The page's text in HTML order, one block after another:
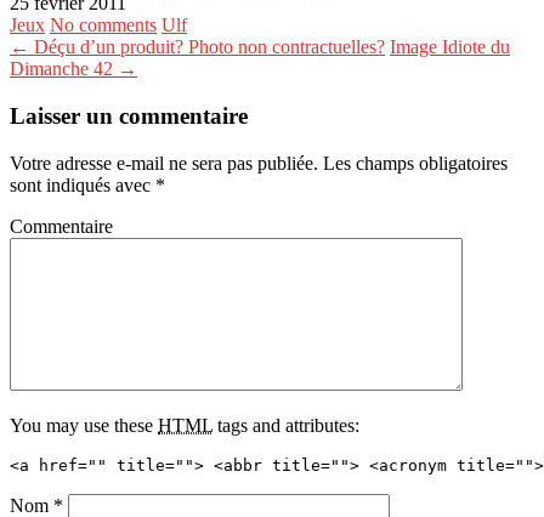
Jeux No comments Ulf
← Déçu d’un produit? Photo non contractuelles? Image Idiote du
Dimanche 42 →
Laisser un commentaire
Votre adresse e-mail ne sera pas publiée. Les champs obligatoires
sont indiqués avec *
Commentaire
You may use these HTML tags and attributes:
<a href="" title=""> <abbr title=""> <acronym title="">
Nom *